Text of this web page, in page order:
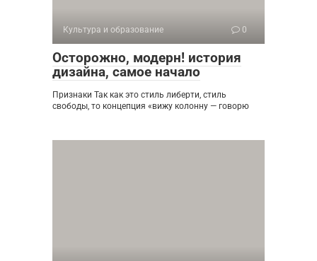
Культура и образование 0
Осторожно, модерн! история
дизайна, самое начало
Признаки Так как это стиль либерти, стиль
свободы, то концепция «вижу колонну — говорю